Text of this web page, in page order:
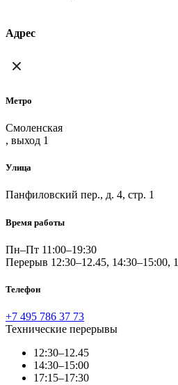
Адрес
Метро
Смоленская
, выход 1
Улица
Панфиловский пер., д. 4, стр. 1
Время работы
Пн–Пт 11:00–19:30
Перерыв 12:30–12.45, 14:30–15:00,
Телефон
+7 495 786 37 73
Технические перерывы
12:30–12.45
14:30–15:00
17:15–17:30